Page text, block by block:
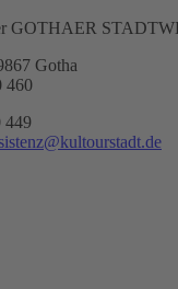
GOTHAER
Gotha
460
449
@kultourstadt.de